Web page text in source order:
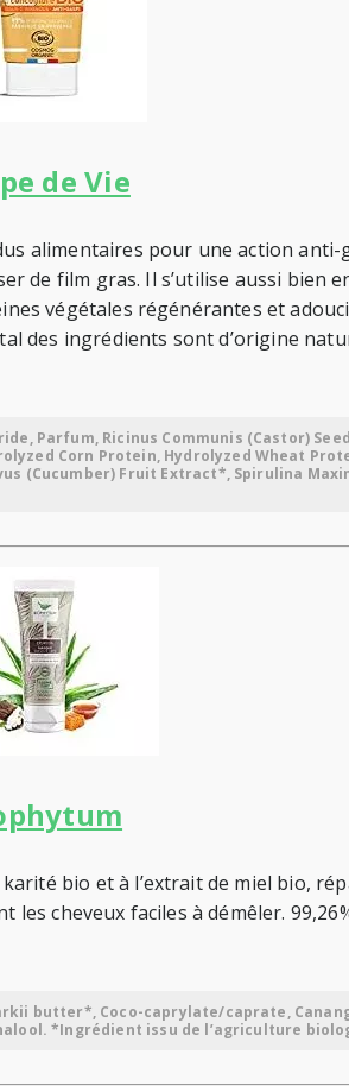
de Vie
alimentaires pour une action
film gras. Il s’utilise aussi bien
végétales régénérantes et
des ingrédients sont d’origine
Parfum, Ricinus Communis (Castor)
Corn Protein, Hydrolyzed Wheat
(Cucumber) Fruit Extract*, Spirulina
bio et à l’extrait de miel bio,
cheveux faciles à démêler.
butter*, Coco-caprylate/caprate,
*Ingrédient issu de l’agriculture